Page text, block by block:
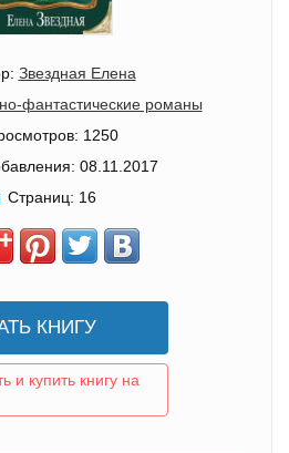
Звездная Елена
фантастические романы
1250
08.11.2017
Страниц: 16
КНИГУ
и купить книгу на